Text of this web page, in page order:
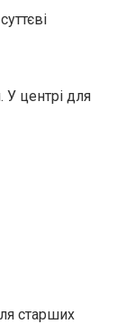
У центрі для
старших